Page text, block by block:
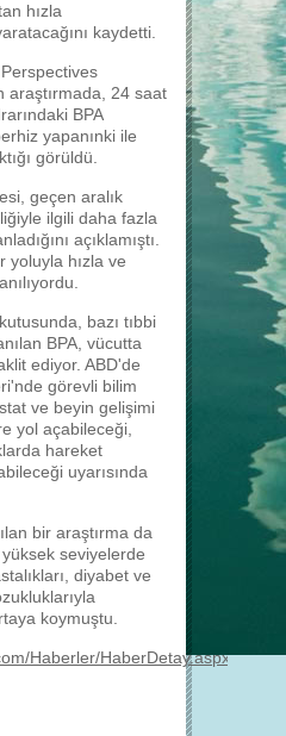
hızla
kaydetti.
araştırmada, 24 saat
BPA
yapanınki ile
görüldü.
geçen aralık
ilgili daha fazla
açıklamıştı.
yoluyla hızla ve
bazı tıbbi
BPA, vücutta
ediyor. ABD'de
görevli bilim
ve beyin gelişimi
yol açabileceği,
hareket
uyarısında
bir araştırma da
seviyelerde
diyabet ve
koymuştu.
Haberler/HaberDetay.aspx?